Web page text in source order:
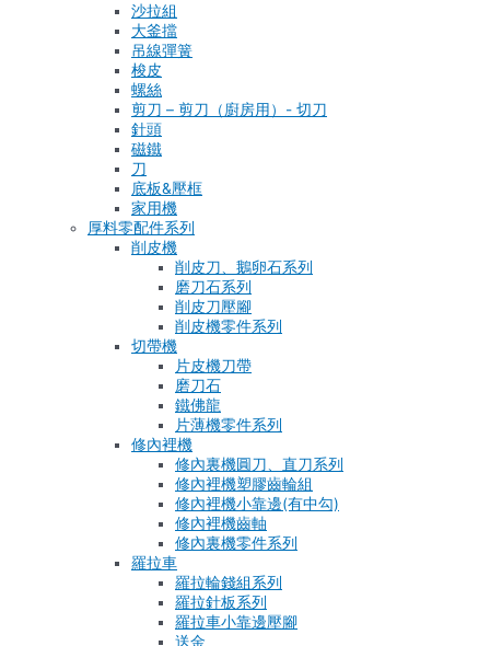
沙拉組
大釜擋
吊線彈簧
梭皮
螺絲
剪刀 – 剪刀（廚房用）- 切刀
針頭
磁鐵
刀
底板&壓框
家用機
厚料零配件系列
削皮機
削皮刀、鵝卵石系列
磨刀石系列
削皮刀壓腳
削皮機零件系列
切帶機
片皮機刀帶
磨刀石
鐵佛龍
片薄機零件系列
修內裡機
修內裏機圓刀、直刀系列
修內裡機塑膠齒輪組
修內裡機小靠邊(有中勾)
修內裡機齒軸
修內裏機零件系列
羅拉車
羅拉輪錢組系列
羅拉針板系列
羅拉車小靠邊壓腳
送金